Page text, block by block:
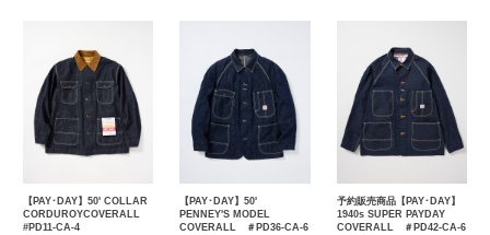
【PAY･DAY】50' COLLAR
CORDUROYCOVERALL
#PD11-CA-4
【PAY･DAY】50'
PENNEY'S MODEL
COVERALL ＃PD36-CA-6
予約販売商品【PAY･DAY】
1940s SUPER PAYDAY
COVERALL ＃PD42-CA-6